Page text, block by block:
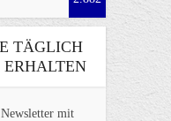
TÄGLICH
mit